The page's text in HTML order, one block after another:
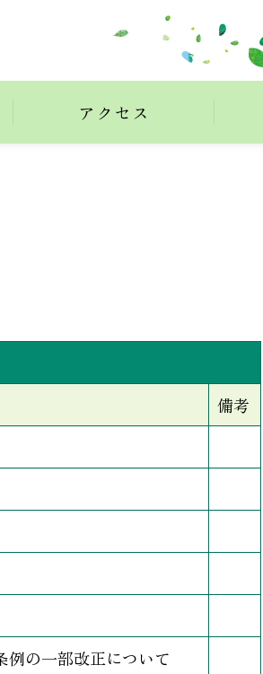
アクセス
備考
例の一部改正について